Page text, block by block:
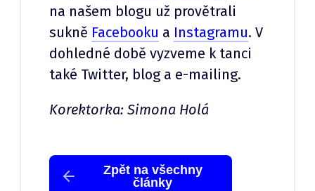
na našem blogu už provětrali
sukně Facebooku a Instagramu. V
dohledné době vyzveme k tanci
také Twitter, blog a e-mailing.
Korektorka: Simona Holá
Zpět na všechny
články